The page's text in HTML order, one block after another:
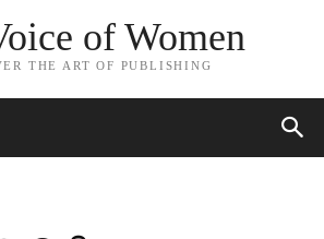
of Women
THE ART OF PUBLISHING